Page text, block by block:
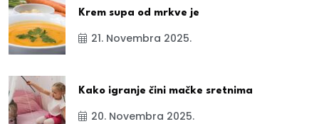
Krem supa od mrkve je
21. Novembra 2025.
Kako igranje čini mačke sretnima
20. Novembra 2025.